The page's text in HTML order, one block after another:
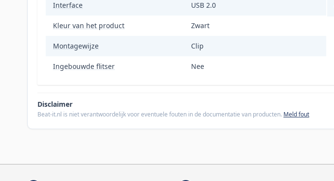
Interface USB 2.0
Kleur van het product Zwart
Montagewijze Clip
Ingebouwde flitser Nee
Disclaimer
Beat-it.nl is niet verantwoordelijk voor eventuele fouten in de documentatie van producten. Meld fout